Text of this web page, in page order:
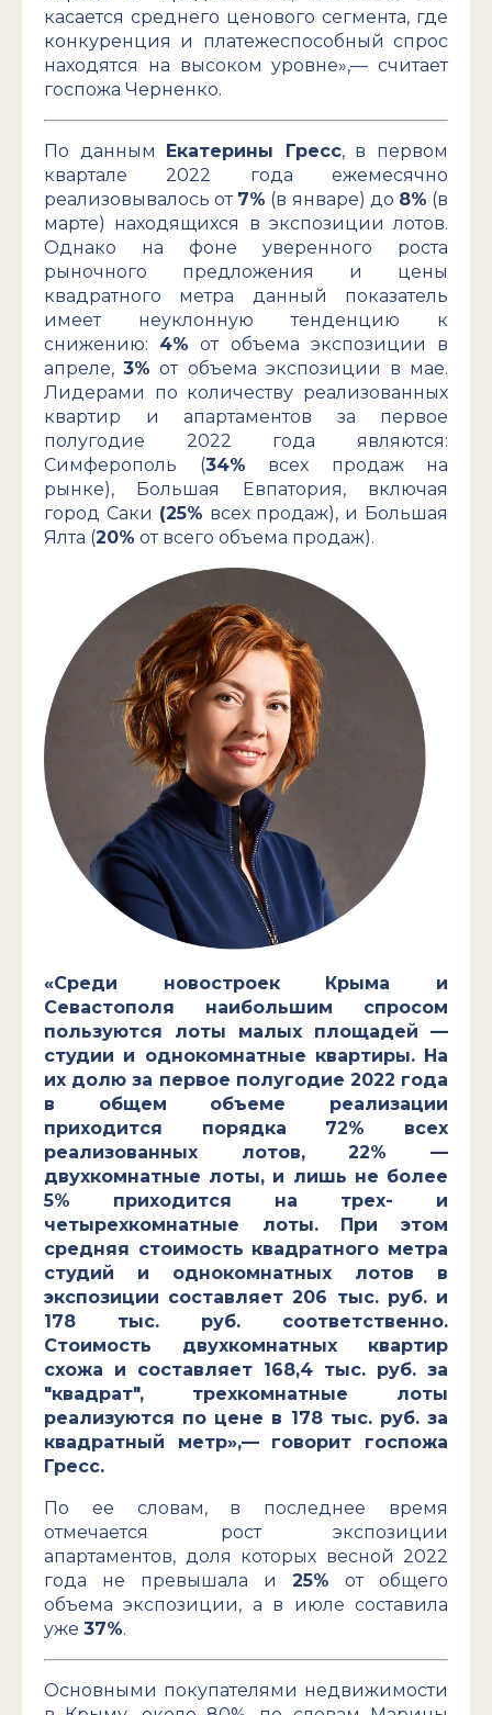
касается среднего ценового сегмента, где
конкуренция и платежеспособный спрос
находятся на высоком уровне»,— считает
госпожа Черненко.
По данным Екатерины Гресс, в первом
квартале 2022 года ежемесячно
реализовывалось от 7% (в январе) до 8% (в
марте) находящихся в экспозиции лотов.
Однако на фоне уверенного роста
рыночного предложения и цены
квадратного метра данный показатель
имеет неуклонную тенденцию к
снижению: 4% от объема экспозиции в
апреле,3% от объема экспозиции в мае.
Лидерами по количеству реализованных
квартир и апартаментов за первое
полугодие 2022 года являются:
Симферополь (34% всех продаж на
рынке), Большая Евпатория, включая
город Саки (25% всех продаж), и Большая
Ялта (20% от всего объема продаж).
«Среди новостроек Крыма и
Севастополя наибольшим спросом
пользуются лоты малых площадей —
студии и однокомнатные квартиры. На
их долю за первое полугодие 2022 года
в общем объеме реализации
приходится порядка 72% всех
реализованных лотов, 22% —
двухкомнатные лоты, и лишь не более
5% приходится на трех- и
четырехкомнатные лоты. При этом
средняя стоимость квадратного метра
студий и однокомнатных лотов в
экспозиции составляет 206 тыс. руб. и
178 тыс. руб. соответственно.
Стоимость двухкомнатных квартир
схожа и составляет 168,4 тыс. руб. за
"квадрат", трехкомнатные лоты
реализуются по цене в 178 тыс. руб. за
квадратный метр»,— говорит госпожа
Гресс.
По ее словам, в последнее время
отмечается рост экспозиции
апартаментов, доля которых весной 2022
года не превышала и 25% от общего
объема экспозиции, а в июле составила
уже 37%.
Основными покупателями недвижимости